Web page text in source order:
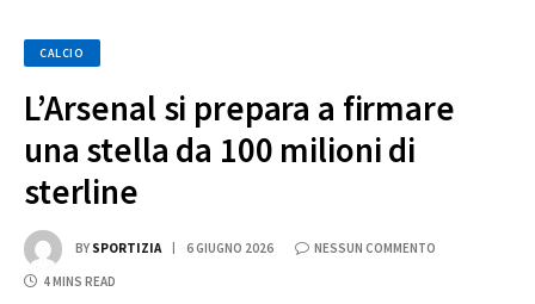
CALCIO
L’Arsenal si prepara a firmare
una stella da 100 milioni di
sterline
BY SPORTIZIA 6 GIUGNO 2026 NESSUN COMMENTO
4 MINS READ